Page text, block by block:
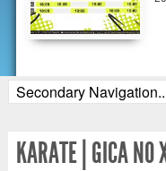
KARATE | GICA NO